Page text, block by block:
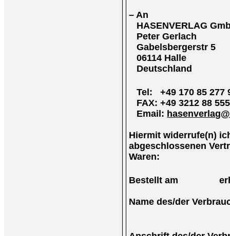
– An
HASENVERLAG
Peter Gerlach
Gabelsbergerstr 5
06114 Halle
Deutschland
Tel: +49 170 85 277
FAX: +49 3212 88
Email:
Hiermit widerrufe(n)
abgeschlossenen
Waren:
Bestellt am
Name des/der